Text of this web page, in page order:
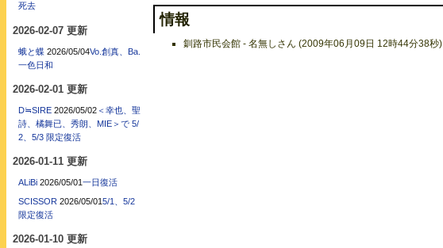
情報
釧路市民会館 - 名無しさん (2009年06月09日 12時44分38秒)
死去
2026-02-07 更新
蛾と蝶 2026/05/04Vo.創真、Ba.
一色日和
2026-02-01 更新
D≒SIRE 2026/05/02＜幸也、聖
詩、橘舞已、秀朗、MIE＞で 5/
2、5/3 限定復活
2026-01-11 更新
ALiBi 2026/05/01一日復活
SCISSOR 2026/05/015/1、5/2
限定復活
2026-01-10 更新